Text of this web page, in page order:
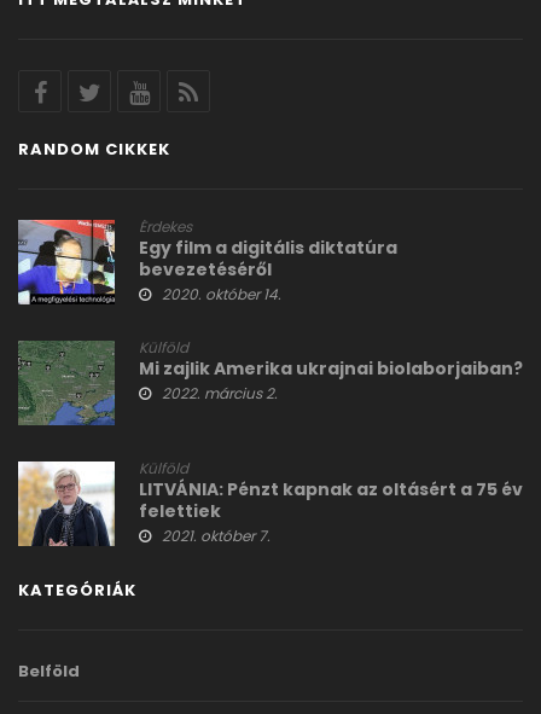
RANDOM CIKKEK
Érdekes
Egy film a digitális diktatúra
bevezetéséről
2020. október 14.
Külföld
Mi zajlik Amerika ukrajnai biolaborjaiban?
2022. március 2.
Külföld
LITVÁNIA: Pénzt kapnak az oltásért a 75 év
felettiek
2021. október 7.
KATEGÓRIÁK
Belföld